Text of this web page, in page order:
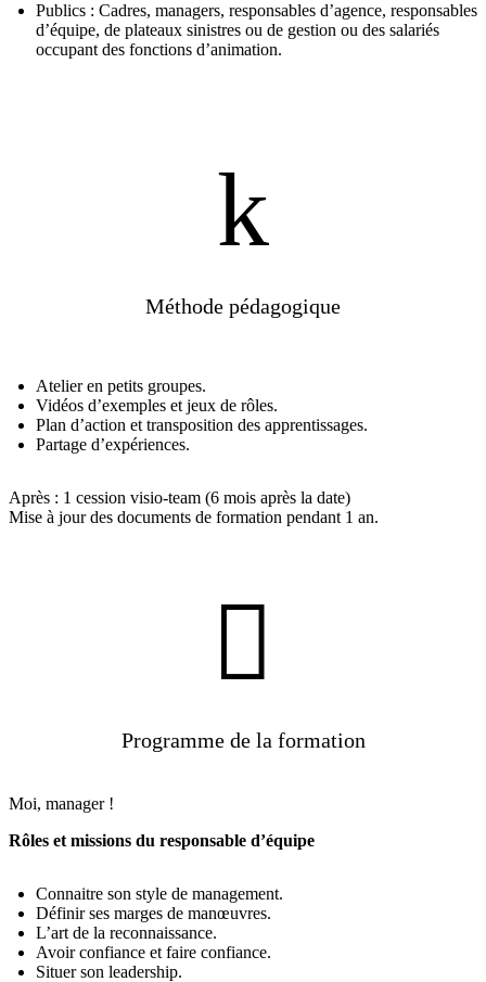
Publics : Cadres, managers, responsables d’agence, responsables
d’équipe, de plateaux sinistres ou de gestion ou des salariés
occupant des fonctions d’animation.
k
Méthode pédagogique
Atelier en petits groupes.
Vidéos d’exemples et jeux de rôles.
Plan d’action et transposition des apprentissages.
Partage d’expériences.
Après : 1 cession visio-team (6 mois après la date)
Mise à jour des documents de formation pendant 1 an.

Programme de la formation
Moi, manager !
Rôles et missions du responsable d’équipe
Connaitre son style de management.
Définir ses marges de manœuvres.
L’art de la reconnaissance.
Avoir confiance et faire confiance.
Situer son leadership.